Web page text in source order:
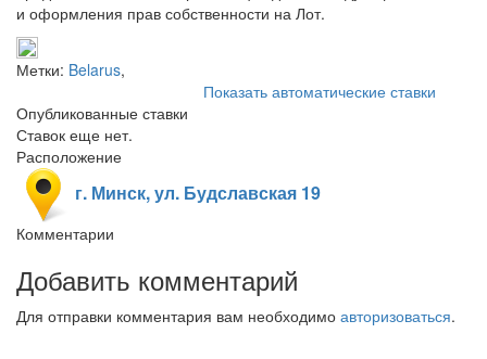
и оформления прав собственности на Лот.
Метки: Belarus,
Показать автоматические ставки
Опубликованные ставки
Ставок еще нет.
Расположение
г. Минск, ул. Будславская 19
Комментарии
Добавить комментарий
Для отправки комментария вам необходимо авторизоваться.